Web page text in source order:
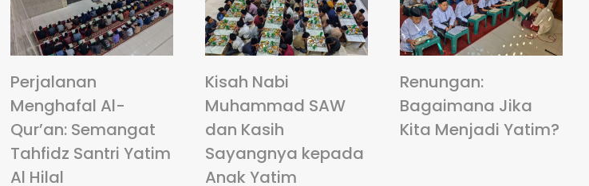
Perjalanan
Menghafal Al-
Qur’an: Semangat
Tahfidz Santri Yatim
Al Hilal
Kisah Nabi
Muhammad SAW
dan Kasih
Sayangnya kepada
Anak Yatim
Renungan:
Bagaimana Jika
Kita Menjadi Yatim?